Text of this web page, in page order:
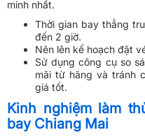
minh nhất.
Thời gian bay thẳng
đến 2 giờ.
Nên lên kế hoạch đặt
Sử dụng công cụ so
mãi từ hãng và tránh
giá tốt.
Kinh nghiệm làm
bay Chiang Mai